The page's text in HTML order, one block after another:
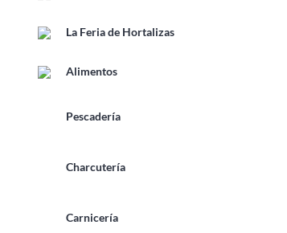
La Feria de Hortalizas
Alimentos
Pescadería
Charcutería
Carnicería